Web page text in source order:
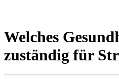
Welches
zuständig für